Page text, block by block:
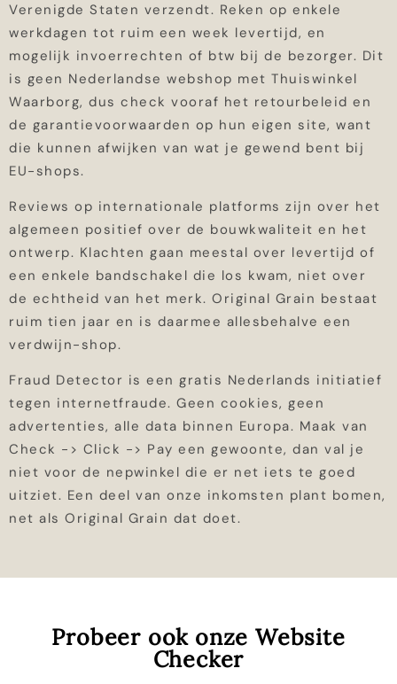
Verenigde Staten verzendt. Reken op enkele
werkdagen tot ruim een week levertijd, en
mogelijk invoerrechten of btw bij de bezorger. Dit
is geen Nederlandse webshop met Thuiswinkel
Waarborg, dus check vooraf het retourbeleid en
de garantievoorwaarden op hun eigen site, want
die kunnen afwijken van wat je gewend bent bij
EU-shops.
Reviews op internationale platforms zijn over het
algemeen positief over de bouwkwaliteit en het
ontwerp. Klachten gaan meestal over levertijd of
een enkele bandschakel die los kwam, niet over
de echtheid van het merk. Original Grain bestaat
ruim tien jaar en is daarmee allesbehalve een
verdwijn-shop.
Fraud Detector is een gratis Nederlands initiatief
tegen internetfraude. Geen cookies, geen
advertenties, alle data binnen Europa. Maak van
Check -> Click -> Pay een gewoonte, dan val je
niet voor de nepwinkel die er net iets te goed
uitziet. Een deel van onze inkomsten plant bomen,
net als Original Grain dat doet.
Probeer ook onze Website
Checker